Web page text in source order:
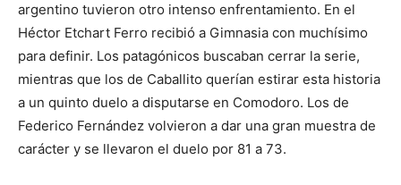
argentino tuvieron otro intenso enfrentamiento. En el
Héctor Etchart Ferro recibió a Gimnasia con muchísimo
para definir. Los patagónicos buscaban cerrar la serie,
mientras que los de Caballito querían estirar esta historia
a un quinto duelo a disputarse en Comodoro. Los de
Federico Fernández volvieron a dar una gran muestra de
carácter y se llevaron el duelo por 81 a 73.